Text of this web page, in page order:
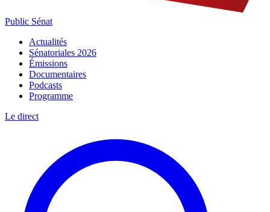
Public Sénat
Actualités
Sénatoriales 2026
Émissions
Documentaires
Podcasts
Programme
Le direct